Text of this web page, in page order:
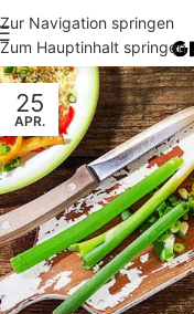
Zur Navigation springen
Zum Hauptinhalt springen
25
APR.